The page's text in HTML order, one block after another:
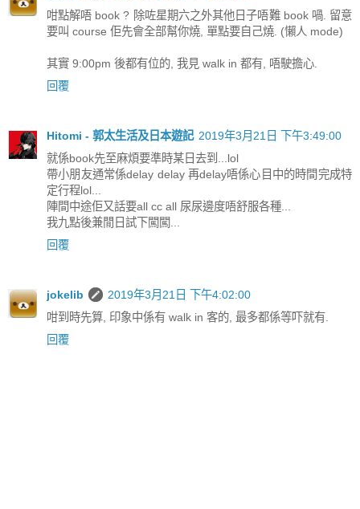
咁點解唔 book ? 除咗星期六之外其他日子唔難 book 喎. 留意
要叫 course 佢先會全部幫你燒, 單點要自己燒. (懶人 mode)
其實 9:00pm 後都有位的, 我見 walk in 都有, 唔駛擔心.
回覆
Hitomi - 郭太生活及日本遊記 2019年3月21日 下午3:49:00
就係book先至麻煩要準時某日去到...lol
帶小朋友通常係delay delay 再delay唔係心目中的時間完成特
定行程lol...
陣間中途佢又話要all cc all 尿尿邊度唔舒服各種...
我九點後兼閒日試下闖闖...
回覆
jokelib
2019年3月21日 下午4:02:00
咁到時先算, 印象中係有 walk in 客的, 最多都係等吓就有.
回覆